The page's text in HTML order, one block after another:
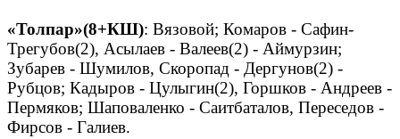
«Толпар»(8+КШ): Вязовой; Комаров - Сафин-
Трегубов(2), Асылаев - Валеев(2) - Аймурзин;
Зубарев - Шумилов, Скоропад - Дергунов(2) -
Рубцов; Кадыров - Цулыгин(2), Горшков - Андреев -
Пермяков; Шаповаленко - Саитбаталов, Переседов -
Фирсов - Галиев.